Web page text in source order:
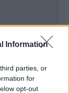
Information
parties, or
for
opt-out